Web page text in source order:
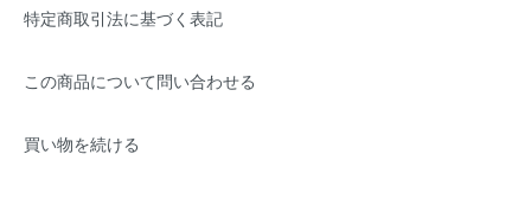
特定商取引法に基づく表記
この商品について問い合わせる
買い物を続ける